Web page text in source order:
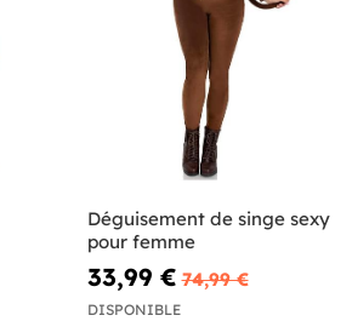
Déguisement de singe sexy
pour femme
33,99 € 74,99 €
DISPONIBLE